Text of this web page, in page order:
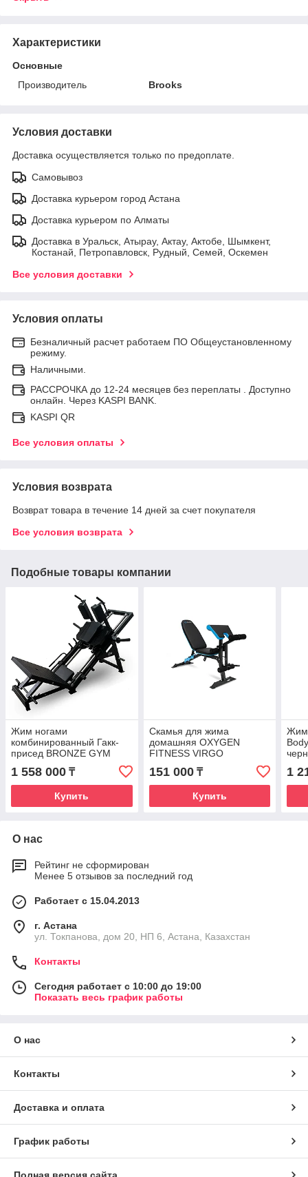
Характеристики
Основные
Производитель
Brooks
Условия доставки
Доставка осуществляется только по предоплате.
Самовывоз
Доставка курьером город Астана
Доставка курьером по Алматы
Доставка в Уральск, Атырау, Актау, Актобе, Шымкент,
Костанай, Петропавловск, Рудный, Семей, Оскемен
Все условия доставки
Условия оплаты
Безналичный расчет работаем ПО Общеустановленному
режиму.
Наличными.
РАССРОЧКА до 12-24 месяцев без переплаты . Доступно
онлайн. Через KASPI BANK.
KASPI QR
Все условия оплаты
Условия возврата
Возврат товара в течение 14 дней за счет покупателя
Все условия возврата
Подобные товары компании
Жим ногами
комбинированный Гакк-
присед BRONZE GYM
PARTNER BGR-817
1 558 000 ₸
Купить
Скамья для жима
домашняя OXYGEN
FITNESS VIRGO
151 000₸
Купить
Жим
1
О нас
Рейтинг не сформирован
Менее 5 отзывов за последний год
Работает с 15.04.2013
г. Астана
ул. Токпанова, дом 20, НП 6, Астана, Казахстан
Контакты
Сегодня работает с 10:00 до 19:00
Показать весь график работы
О нас
Контакты
Доставка и оплата
График работы